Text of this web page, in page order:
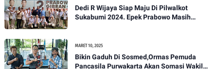
Dedi R Wijaya Siap Maju Di Pilwalkot
Sukabumi 2024. Epek Prabowo Masih
MARET 10, 2025
Bikin Gaduh Di Sosmed,Ormas Pemuda
Pancasila Purwakarta Akan Somasi Wakil